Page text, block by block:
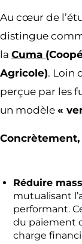
Au cœur de
distingue
la Cuma
Agricole). Loin
perçue par les
un modèle «
Réduire
mutualisant
performant.
du paiement
charge